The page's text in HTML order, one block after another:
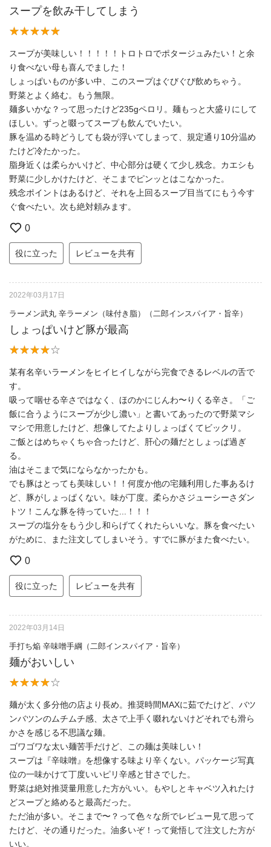
スープを飲み干してしまう
スープが美味しい！！！！！トロトロでポタージュみたい！と余
り食べない母も喜んでました！
しょっぱいものが多い中、このスープはぐびぐび飲めちゃう。
野菜とよく絡む。もう無限。
麺多いかな？って思ったけど235gペロリ。麺もっと大盛りにして
ほしい。ずっと啜ってスープも飲んでいたい。
豚を温める時どうしても袋が浮いてしまって、規定通り10分温め
たけど冷たかった。
脂身近くは柔らかいけど、中心部分は硬くて少し残念。カエシも
野菜に少しかけたけど、そこまでピンッとはこなかった。
残念ポイントはあるけど、それを上回るスープ目当てにもう今す
ぐ食べたい。次も絶対頼みます。
0
役に立った レビューを共有
2022年03月17日
ラーメン武丸 辛ラーメン（味付き脂）（二郎インスパイア・旨辛）
しょっぱいけど豚が最高
某有名辛いラーメンをヒイヒイしながら完食できるレベルの舌で
す。
吸って咽せる辛さではなく、ほのかにじんわ〜りくる辛さ。「ご
飯に合うようにスープが少し濃い」と書いてあったので野菜マシ
マシで用意したけど、想像してたよりしょっぱくてビックリ。
ご飯とはめちゃくちゃ合ったけど、肝心の麺だとしょっぱ過ぎ
る。
油はそこまで気にならなかったかも。
でも豚はとっても美味しい！！何度か他の宅麺利用した事あるけ
ど、豚がしょっぱくない。味が丁度。柔らかさジューシーさダン
トツ！こんな豚を待っていた...！！！
スープの塩分をもう少し和らげてくれたらいいな。豚を食べたい
がために、また注文してしまいそう。すでに豚がまた食べたい。
0
役に立った レビューを共有
2022年03月14日
手打ち焔 辛味噌手綱（二郎インスパイア・旨辛）
麺がおいしい
麺が太く多分他の店より長め。推奨時間MAXに茹でたけど、バツ
ンバツンのムチムチ感、太さで上手く啜れないけどそれでも滑ら
かさを感じる不思議な麺。
ゴワゴワな太い麺苦手だけど、この麺は美味しい！
スープは『辛味噌』を想像する味より辛くない。パッケージ写真
位の一味かけて丁度いいピリ辛感と甘さでした。
野菜は絶対推奨量用意した方がいい。もやしとキャベツ入れたけ
どスープと絡めると最高だった。
ただ油が多い。そこまで〜？って色々な所でレビュー見て思って
たけど、その通りだった。油多いぞ！って覚悟して注文した方が
いい。